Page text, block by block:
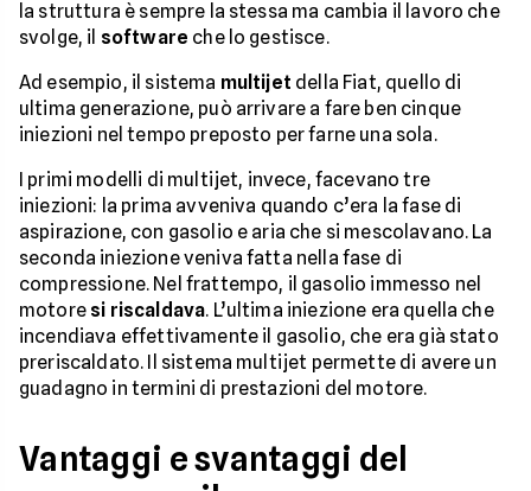
la struttura è sempre la stessa ma cambia il lavoro che
svolge, il software che lo gestisce.
Ad esempio, il sistema multijet della Fiat, quello di
ultima generazione, può arrivare a fare ben cinque
iniezioni nel tempo preposto per farne una sola.
I primi modelli di multijet, invece, facevano tre
iniezioni: la prima avveniva quando c’era la fase di
aspirazione, con gasolio e aria che si mescolavano. La
seconda iniezione veniva fatta nella fase di
compressione. Nel frattempo, il gasolio immesso nel
motore si riscaldava. L’ultima iniezione era quella che
incendiava effettivamente il gasolio, che era già stato
preriscaldato. Il sistema multijet permette di avere un
guadagno in termini di prestazioni del motore.
Vantaggi e svantaggi del